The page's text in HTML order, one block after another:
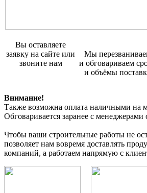
Вы оставляете
заявку на сайте или
звоните нам
Мы
и обговариваем
и объёмы
Внимание!
Также возможна оплата наличными на
Обговаривается заранее с менеджерами
Чтобы ваши строительные работы не
позволяет нам вовремя доставлять
компаний, а работаем напрямую с